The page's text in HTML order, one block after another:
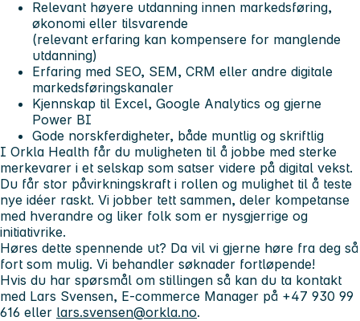
Relevant høyere utdanning innen markedsføring,
økonomi eller tilsvarende
(relevant erfaring kan kompensere for manglende
utdanning)
Erfaring med SEO, SEM, CRM eller andre digitale
markedsføringskanaler
Kjennskap til Excel, Google Analytics og gjerne
Power BI
Gode norskferdigheter, både muntlig og skriftlig
I Orkla Health får du muligheten til å jobbe med sterke
merkevarer i et selskap som satser videre på digital vekst.
Du får stor påvirkningskraft i rollen og mulighet til å teste
nye idéer raskt. Vi jobber tett sammen, deler kompetanse
med hverandre og liker folk som er nysgjerrige og
initiativrike.
Høres dette spennende ut? Da vil vi gjerne høre fra deg så
fort som mulig. Vi behandler søknader fortløpende!
Hvis du har spørsmål om stillingen så kan du ta kontakt
med Lars Svensen, E-commerce Manager på +47 930 99
616 eller lars.svensen@orkla.no.